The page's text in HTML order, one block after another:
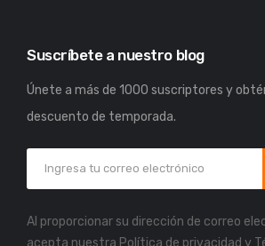
Suscríbete a nuestro blog
Únete a más de 1000 suscriptores y
descuento de temporada.
Al proporcionar su dirección de correo
acepta nuestra Política de privacidad y